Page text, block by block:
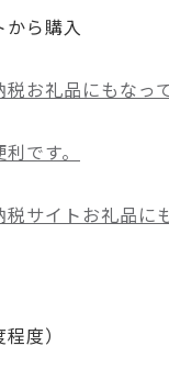
から購入
お礼品にもなっ
です。
サイトお礼品に
度）